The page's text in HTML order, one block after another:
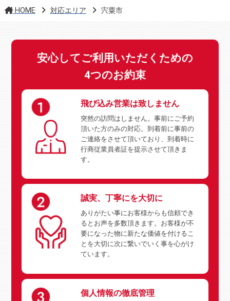
HOME 対応エリア 宍粟市
安心してご利用いただくための
4つのお約束
飛び込み営業は致しません
突然の訪問はしません。事前にご予約
頂いた方のみの対応。到着前に事前の
ご連絡をさせて頂いており、到着時に
行商従業員者証を提示させて頂きま
す。
誠実、丁寧にを大切に
ありがたい事にお客様からも信頼でき
るとお声を多数頂きます。お客様が不
要になった物に新たな価値を付けるこ
とを大切に次に繋いでいく事を心がけ
ています。
個人情報の徹底管理